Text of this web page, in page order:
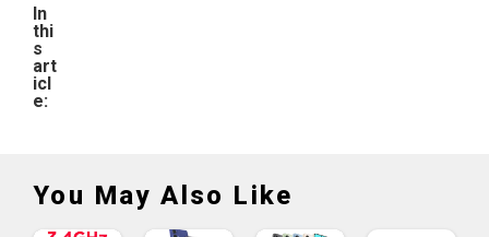
In
thi
s
art
icl
e:
You May Also Like